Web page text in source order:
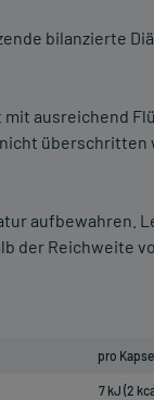
bilanzierte
mit ausreichend
überschritten
aufbewahren.
der Reichweite
pro
7 kJ (2